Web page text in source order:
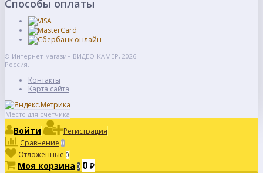
Способы оплаты
© Интернет-магазин ВИДЕО-КАМЕР, 2026
Россия,
Контакты
Карта сайта
Место для счетчика
Войти
Регистрация
Сравнение 0
Отложенные 0
Моя корзина 0 0 ₽